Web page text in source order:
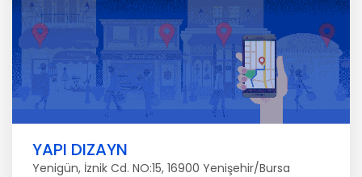
YAPI DIZAYN
Yenigün, İznik Cd. NO:15, 16900 Yenişehir/Bursa